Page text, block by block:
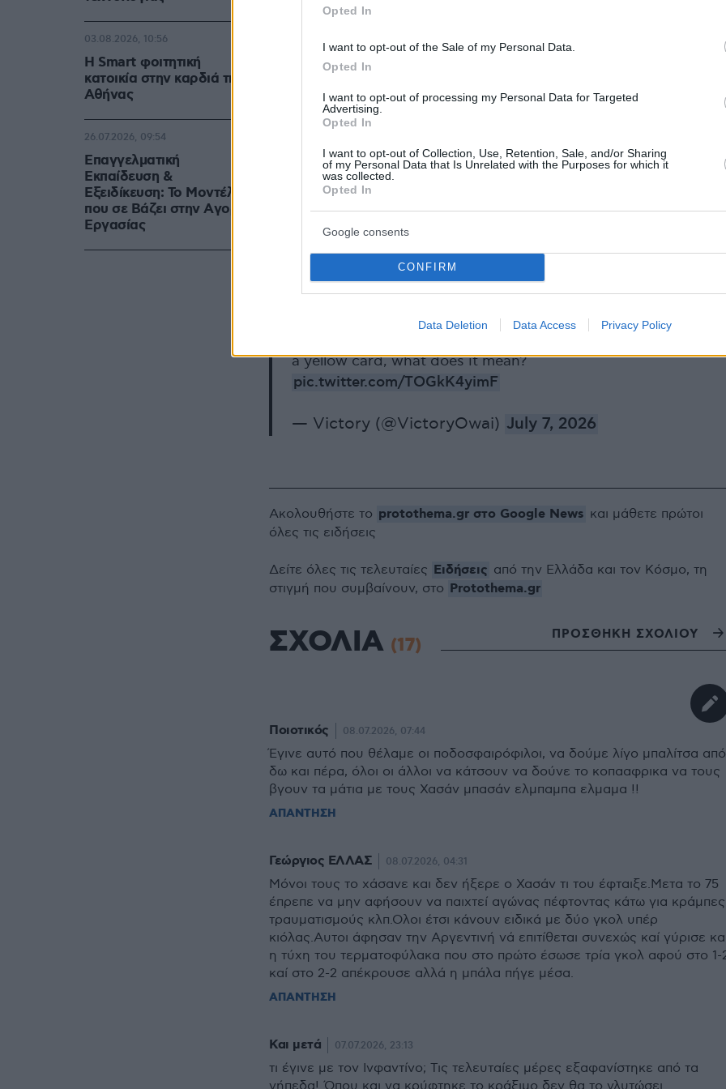
Opted In
I want to opt-out of the Sale of my Personal Data.
Opted In
I want to opt-out of processing my Personal Data for Targeted
Advertising.
Opted In
I want to opt-out of Collection, Use, Retention, Sale, and/or Sharing
of my Personal Data that Is Unrelated with the Purposes for which it
was collected.
Opted In
Google consents
CONFIRM
Data Deletion Data Access Privacy Policy
Ο Γάλλος λίγο αργότερα έβγαλε την κίτρινη στον Χοσάμ
Χασάν ο οποίος διαμαρτυρόμενος για τις υποδείξεις του,
του έκανε την κίνηση σαν να του έλεγε «φυλάκισε με».
a yellow card, what does it mean?
pic.twitter.com/TOGkK4yimF
— Victory (@VictoryOwai) July 7, 2026
Η Smart φοιτητική
κατοικία στην καρδιά της
Αθήνας
03.08.2026, 10:56
Επαγγελματική
Εκπαίδευση &
Εξειδίκευση: Το Mοντέλο
που σε Bάζει στην Aγορά
Eργασίας
26.07.2026, 09:54
Ακολουθήστε το protothema.gr στο Google News και μάθετε πρώτοι
όλες τις ειδήσεις
Δείτε όλες τις τελευταίες Ειδήσεις από την Ελλάδα και τον Κόσμο, τη
στιγμή που συμβαίνουν, στο Protothema.gr
ΣΧΟΛΙΑ (17) ΠΡΟΣΘΗΚΗ ΣΧΟΛΙΟΥ
Ποιοτικός 08.07.2026, 07:44
Έγινε αυτό που θέλαμε οι ποδοσφαιρόφιλοι, να δούμε λίγο μπαλίτσα από
δω και πέρα, όλοι οι άλλοι να κάτσουν να δούνε το κοπααφρικα να τους
βγουν τα μάτια με τους Χασάν μπασάν ελμπαμπα ελμαμα !!
ΑΠΑΝΤΗΣΗ
Γεώργιος ΕΛΛΑΣ 08.07.2026, 04:31
Μόνοι τους το χάσανε και δεν ήξερε ο Χασάν τι του έφταιξε.Μετα το 75
έπρεπε να μην αφήσουν να παιχτεί αγώνας πέφτοντας κάτω για κράμπες
τραυματισμούς κλπ.Ολοι έτσι κάνουν ειδικά με δύο γκολ υπέρ
κιόλας.Αυτοι άφησαν την Αργεντινή νά επιτίθεται συνεχώς καί γύρισε
η τύχη του τερματοφύλακα που στο πρώτο έσωσε τρία γκολ αφού στο 1-
καί στο 2-2 απέκρουσε αλλά η μπάλα πήγε μέσα.
ΑΠΑΝΤΗΣΗ
Και μετά 07.07.2026, 23:13
τι έγινε με τον Ινφαντίνο; Τις τελευταίες μέρες εξαφανίστηκε από τα